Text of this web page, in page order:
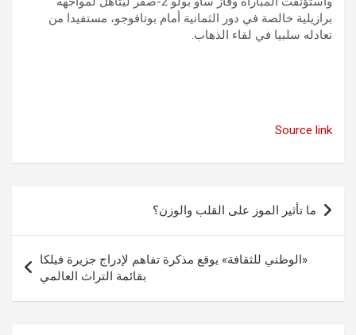
برازيلية خالصة في دور الثمانية أمام بوتافوجو، مستفيدا من
تعادله سلبيا في لقاء الذهاب.
Source link
تصفّح
المقالات
ما تأثير الموز على القلب والوزن؟
«الوطني للثقافة» يوقع مذكرة تفاهم لإدراج جزيرة فيلكا
بقائمة التراث العالمي